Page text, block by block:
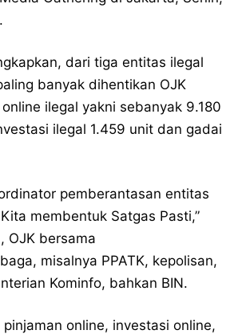
dari tiga entitas ilegal
banyak dihentikan OJK
ilegal yakni sebanyak 9.180
ilegal 1.459 unit dan gadai
pemberantasan entitas
membentuk Satgas Pasti,”
OJK bersama
misalnya PPATK, kepolisan,
Kominfo, bahkan BIN.
online, investasi online,